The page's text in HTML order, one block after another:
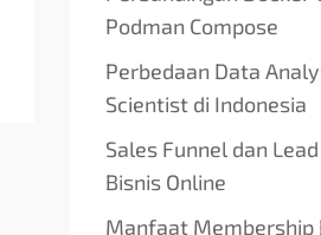
Podman Compose
Perbedaan Data
Scientist di Indonesia
Sales Funnel dan
Bisnis Online
Manfaat Membership